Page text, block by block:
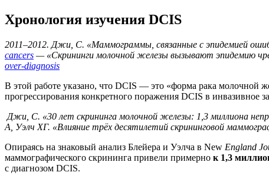
Хронология изучения DCIS
2011–2012. Джи, С. «Маммограммы, связанные с эпидемией
cancers — «Скрининги молочной железы вызывают эпидемию
over-diagnosis
В этой работе указано, что DCIS — это «форма рака молочной
прогрессирования конкретного поражения DCIS в инвазивное
Джи, С. «30 лет скрининга молочной железы: 1,3 миллиона
А, Уэлч ХГ. «Влияние трёх десятилетий скрининговой
Опираясь на знаковый анализ Блейера и Уэлча в New England
маммографического скрининга привели примерно к 1,3
с диагнозом DCIS.